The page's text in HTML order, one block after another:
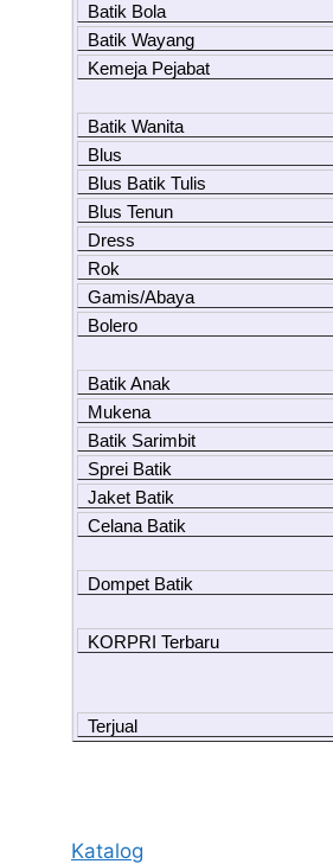
Batik Bola
Batik Wayang
Kemeja Pejabat
Batik Wanita
Blus
Blus Batik Tulis
Blus Tenun
Dress
Rok
Gamis/Abaya
Bolero
Batik Anak
Mukena
Batik Sarimbit
Sprei Batik
Jaket Batik
Celana Batik
Dompet Batik
KORPRI Terbaru
Terjual
Katalog